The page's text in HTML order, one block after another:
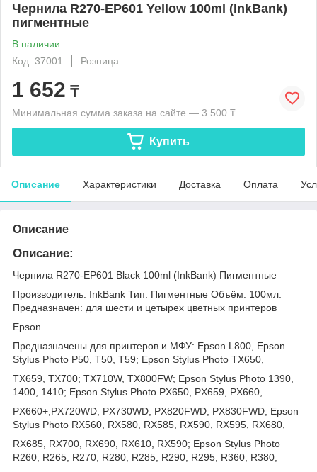
Чернила R270-EP601 Yellow 100ml (InkBank)
пигментные
В наличии
Код: 37001
Розница
1 652 ₸
Минимальная сумма заказа на сайте — 3 500 ₸
Купить
Описание Характеристики Доставка Оплата
Описание
Описание:
Чернила R270-EP601 Black 100ml (InkBank) Пигментные
Производитель: InkBank Тип: Пигментные Объём: 100мл.
Предназначен: для шести и цетырех цветных принтеров
Epson
Предназначены для принтеров и МФУ: Epson L800, Epson
Stylus Photo P50, T50, T59; Epson Stylus Photo TX650,
TX659, TX700; TX710W, TX800FW; Epson Stylus Photo 1390,
1400, 1410; Epson Stylus Photo PX650, PX659, PX660,
PX660+,PX720WD, PX730WD, PX820FWD, PX830FWD; Epson
Stylus Photo RX560, RX580, RX585, RX590, RX595, RX680,
RX685, RX700, RX690, RX610, RX590; Epson Stylus Photo
R260, R265, R270, R280, R285, R290, R295, R360, R380,